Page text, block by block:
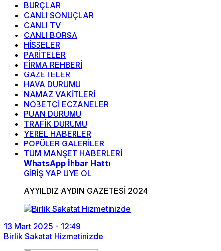
BURÇLAR
CANLI SONUÇLAR
CANLI TV
CANLI BORSA
HİSSELER
PARİTELER
FİRMA REHBERİ
GAZETELER
HAVA DURUMU
NAMAZ VAKİTLERİ
NÖBETÇİ ECZANELER
PUAN DURUMU
TRAFİK DURUMU
YEREL HABERLER
POPÜLER GALERİLER
TÜM MANŞET HABERLERİ
WhatsApp İhbar Hattı
GİRİŞ YAP ÜYE OL
AYYILDIZ AYDIN GAZETESİ 2024
13 Mart 2025 - 12:49
Birlik Sakatat Hizmetinizde